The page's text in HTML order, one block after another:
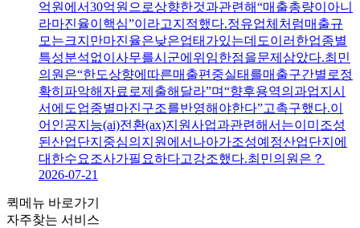
억원에서30억원으로상향한것과관련해“매출총량이아니
라마진율이핵심”이라고지적했다.정유업체처럼매출규
모는크지만마진율은낮은업태가있는데도이러한업종별
특성분석없이사무를시군에위임한점을문제삼았다.최민
의원은“한도상향에따른매출편중실태를매출구간별로정
확히파악해자료로제출해달라”며“향후용역의과업지시
서에도업종별마진구조를반영해야한다”고촉구했다.이
어인공지능(ai)전환(ax)지원사업과관련해서는이미조성
된산업단지중심의지원에서나아가조성예정산업단지에
대한수요조사가필요하다고강조했다.최민의원은？
2026-07-21
퀵메뉴 바로가기
자주찾는 서비스